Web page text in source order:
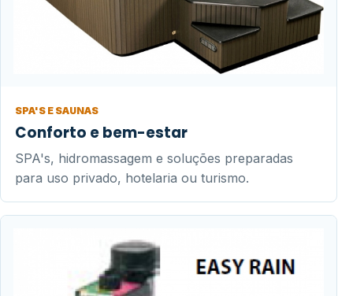
SPA'S E SAUNAS
Conforto e bem-estar
SPA's, hidromassagem e soluções preparadas
para uso privado, hotelaria ou turismo.